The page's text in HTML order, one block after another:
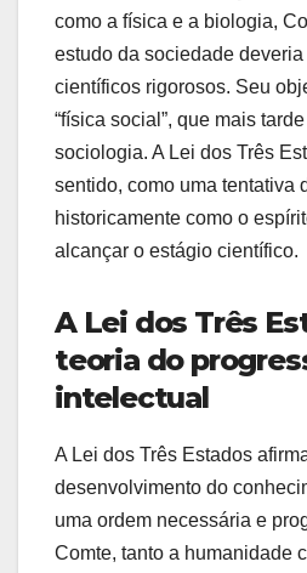
como a física e a biologia,
estudo da sociedade
científicos rigorosos. Seu
“física social”, que mais
sociologia. A Lei dos Três
sentido, como uma tentativa
historicamente como o
alcançar o estágio científico.
A Lei dos Três
teoria do
intelectual
A Lei dos Três Estados
desenvolvimento do
uma ordem necessária e
Comte, tanto a humanidade